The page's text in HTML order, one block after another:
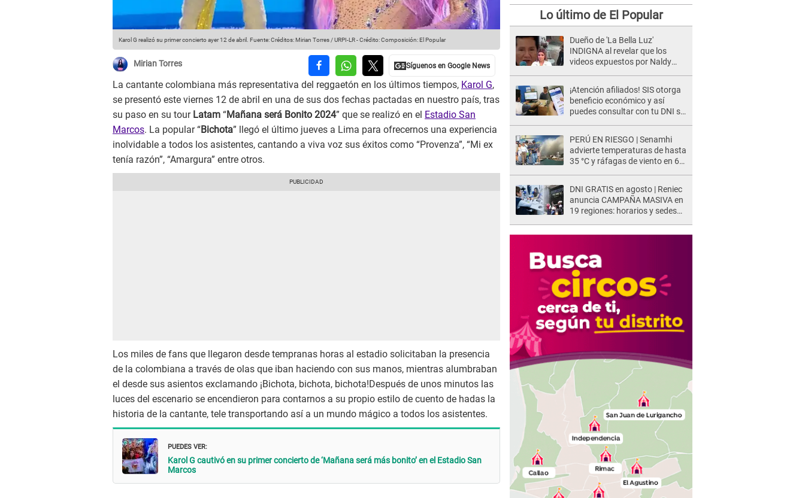
Karol G realizó su primer concierto ayer 12 de abril. Fuente: Créditos: Mirian Torres / URPI-LR-Crédito: Composición: El Popular
Mirian Torres
La cantante colombiana más representativa del reggaetón en los últimos tiempos, Karol G,
se presentó este viernes 12 de abril en una de sus dos fechas pactadas en nuestro país, tras
su paso en su tour Latam “Mañana será Bonito 2024” que se realizó en el Estadio San
Marcos. La popular “Bichota” llegó el último jueves a Lima para ofrecernos una experiencia
inolvidable a todos los asistentes, cantando a viva voz sus éxitos como “Provenza”, “Mi ex
tenía razón”, “Amargura” entre otros.
Los miles de fans que llegaron desde tempranas horas al estadio solicitaban la presencia
de la colombiana a través de olas que iban haciendo con sus manos, mientras alumbraban
el desde sus asientos exclamando ¡Bichota, bichota, bichota!Después de unos minutos las
luces del escenario se encendieron para contarnos a su propio estilo de cuento de hadas la
historia de la cantante, tele transportando así a un mundo mágico a todos los asistentes.
PUEDES VER:
Karol G cautivó en su primer concierto de ‘Mañana será más bonito’ en el Estadio San
Marcos
Lo último de El Popular
Dueño de 'La Bella Luz'
INDIGNA al revelar que los
videos expuestos por Naldy
¡Atención afiliados! SIS otorga
beneficio económico y así
puedes consultar con tu DNI si
PERÚ EN RIESGO | Senamhi
advierte temperaturas de hasta
35 °C y ráfagas de viento en 6
DNI GRATIS en agosto | Reniec
anuncia CAMPAÑA MASIVA en
19 regiones: horarios y sedes